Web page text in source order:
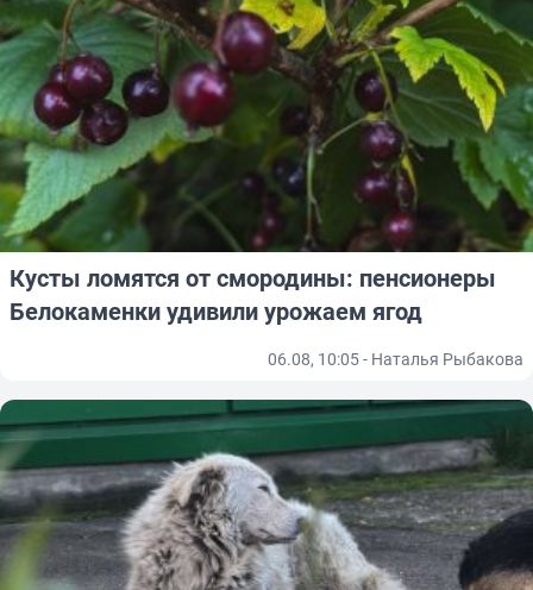
Кусты ломятся от смородины: пенсионеры
Белокаменки удивили урожаем ягод
06.08, 10:05 - Наталья Рыбакова